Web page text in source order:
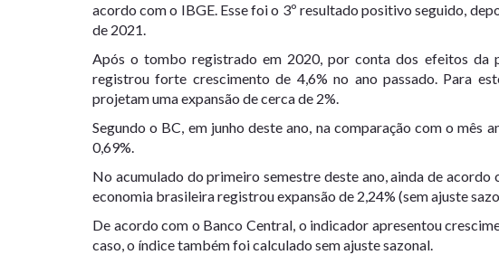
acordo com o IBGE. Esse foi o 3º resultado positivo seguido,
de 2021.
Após o tombo registrado em 2020, por conta dos efeitos da
registrou forte crescimento de 4,6% no ano passado. Para
projetam uma expansão de cerca de 2%.
Segundo o BC, em junho deste ano, na comparação com o mês
0,69%.
No acumulado do primeiro semestre deste ano, ainda de
economia brasileira registrou expansão de 2,24% (sem ajuste
De acordo com o Banco Central, o indicador apresentou
caso, o índice também foi calculado sem ajuste sazonal.